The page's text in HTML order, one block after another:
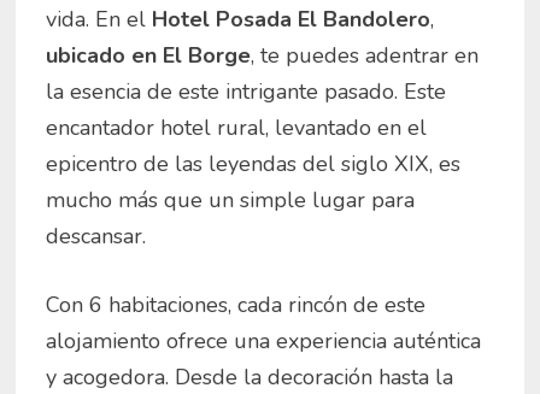
vida. En el Hotel Posada El Bandolero,
ubicado en El Borge, te puedes adentrar en
la esencia de este intrigante pasado. Este
encantador hotel rural, levantado en el
epicentro de las leyendas del siglo XIX, es
mucho más que un simple lugar para
descansar.
Con 6 habitaciones, cada rincón de este
alojamiento ofrece una experiencia auténtica
y acogedora. Desde la decoración hasta la